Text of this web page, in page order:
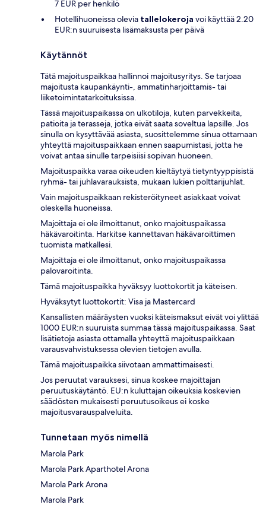
7 EUR per henkilö
Hotellihuoneissa olevia tallelokeroja voi käyttää 2.20
EUR:n suuruisesta lisämaksusta per päivä
Käytännöt
Tätä majoituspaikkaa hallinnoi majoitusyritys. Se tarjoaa
majoitusta kaupankäynti-, ammatinharjoittamis- tai
liiketoimintatarkoituksissa.
Tässä majoituspaikassa on ulkotiloja, kuten parvekkeita,
patioita ja terasseja, jotka eivät saata soveltua lapsille. Jos
sinulla on kysyttävää asiasta, suosittelemme sinua ottamaan
yhteyttä majoituspaikkaan ennen saapumistasi, jotta he
voivat antaa sinulle tarpeisiisi sopivan huoneen.
Majoituspaikka varaa oikeuden kieltäytyä tietyntyyppisistä
ryhmä- tai juhlavarauksista, mukaan lukien polttarijuhlat.
Vain majoituspaikkaan rekisteröityneet asiakkaat voivat
oleskella huoneissa.
Majoittaja ei ole ilmoittanut, onko majoituspaikassa
häkävaroitinta. Harkitse kannettavan häkävaroittimen
tuomista matkallesi.
Majoittaja ei ole ilmoittanut, onko majoituspaikassa
palovaroitinta.
Tämä majoituspaikka hyväksyy luottokortit ja käteisen.
Hyväksytyt luottokortit: Visa ja Mastercard
Kansallisten määräysten vuoksi käteismaksut eivät voi ylittää
1000 EUR:n suuruista summaa tässä majoituspaikassa. Saat
lisätietoja asiasta ottamalla yhteyttä majoituspaikkaan
varausvahvistuksessa olevien tietojen avulla.
Tämä majoituspaikka siivotaan ammattimaisesti.
Jos peruutat varauksesi, sinua koskee majoittajan
peruutuskäytäntö. EU:n kuluttajan oikeuksia koskevien
säädösten mukaisesti peruutusoikeus ei koske
majoitusvarauspalveluita.
Tunnetaan myös nimellä
Marola Park
Marola Park Aparthotel Arona
Marola Park Arona
Marola Park